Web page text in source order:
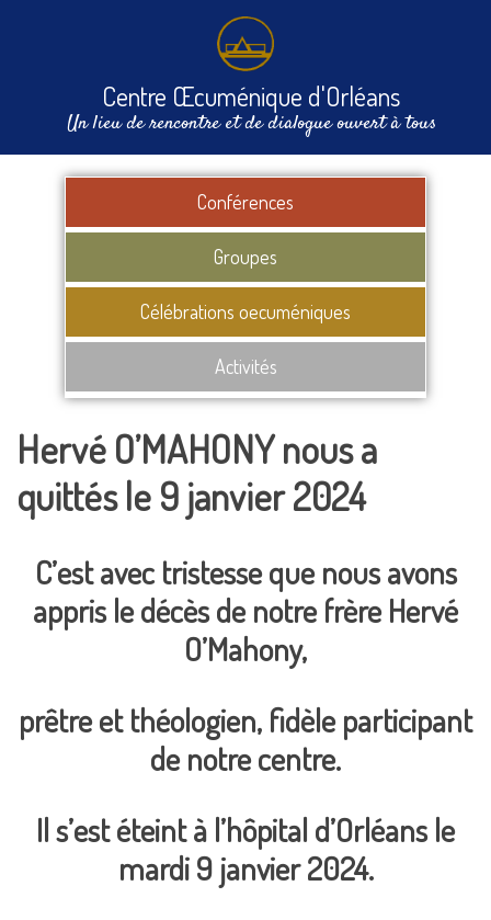
Centre Œcuménique d'Orléans
Un lieu de rencontre et de dialogue ouvert à tous
Conférences
Groupes
Célébrations oecuméniques
Activités
Hervé O’MAHONY nous a
quittés le 9 janvier 2024
C’est avec tristesse que nous avons
appris le décès de notre frèreHervé
O’Mahony,
prêtre et théologien, fidèle participant
de notre centre.
Il s’est éteint à l’hôpital d’Orléans le
mardi 9 janvier 2024.